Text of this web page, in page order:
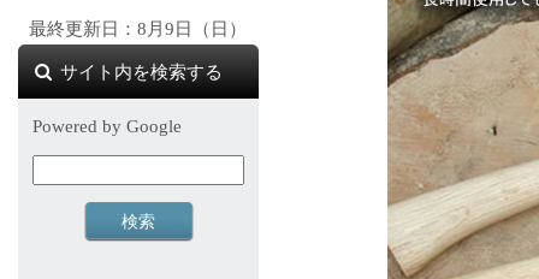
最終更新日：8月9日（日）
サイト内を検索する
Powered by Google